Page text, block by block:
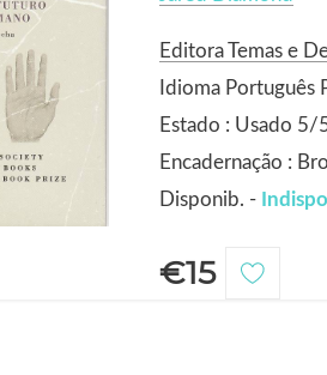
Editora Temas e
Idioma Português
Estado : Usado 5/
Encadernação :
Disponib. -
€15